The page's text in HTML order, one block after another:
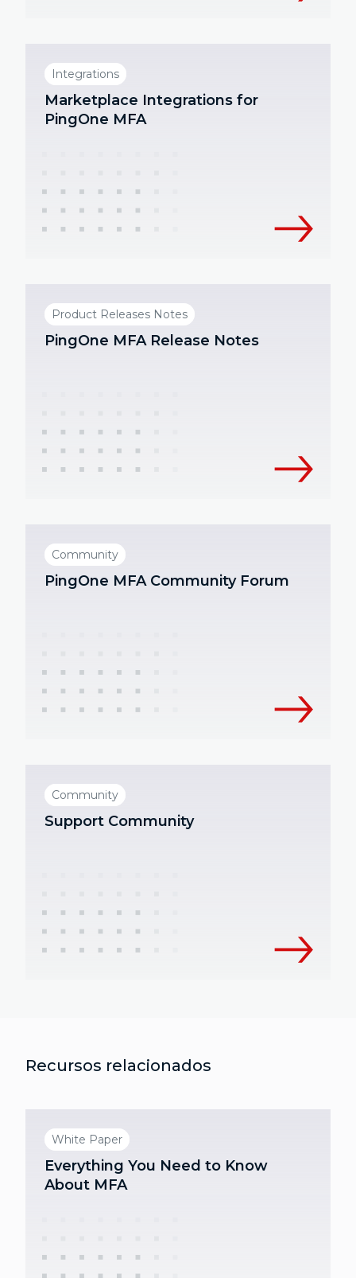
Integrations
Marketplace Integrations for
PingOne MFA
Product Releases Notes
PingOne MFA Release Notes
Community
PingOne MFA Community Forum
Community
Support Community
Recursos relacionados
White Paper
Everything You Need to Know
About MFA